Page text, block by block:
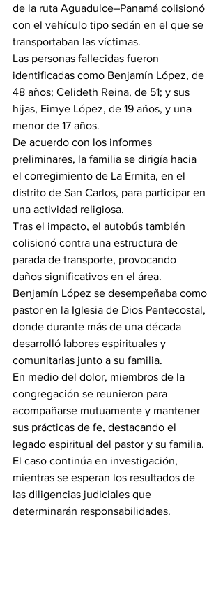
de la ruta Aguadulce–Panamá colisionó
con el vehículo tipo sedán en el que se
transportaban las víctimas.
Las personas fallecidas fueron
identificadas como Benjamín López, de
48 años; Celideth Reina, de 51; y sus
hijas, Eimye López, de 19 años, y una
menor de 17 años.
De acuerdo con los informes
preliminares, la familia se dirigía hacia
el corregimiento de La Ermita, en el
distrito de San Carlos, para participar en
una actividad religiosa.
Tras el impacto, el autobús también
colisionó contra una estructura de
parada de transporte, provocando
daños significativos en el área.
Benjamín López se desempeñaba como
pastor en la Iglesia de Dios Pentecostal,
donde durante más de una década
desarrolló labores espirituales y
comunitarias junto a su familia.
En medio del dolor, miembros de la
congregación se reunieron para
acompañarse mutuamente y mantener
sus prácticas de fe, destacando el
legado espiritual del pastor y su familia.
El caso continúa en investigación,
mientras se esperan los resultados de
las diligencias judiciales que
determinarán responsabilidades.